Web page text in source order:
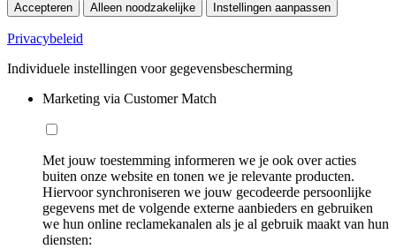
Accepteren Alleen noodzakelijke Instellingen aanpassen
Privacybeleid
Individuele instellingen voor gegevensbescherming
Marketing via Customer Match
Met jouw toestemming informeren we je ook over acties
buiten onze website en tonen we je relevante producten.
Hiervoor synchroniseren we jouw gecodeerde persoonlijke
gegevens met de volgende externe aanbieders en gebruiken
we hun online reclamekanalen als je al gebruik maakt van hun
diensten: